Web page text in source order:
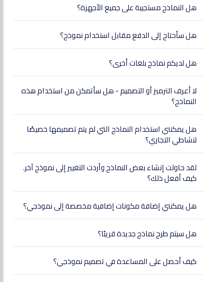
هل النماذج مستجيبة على جميع الأجهزة؟
هل سأحتاج إلى الدفع مقابل استخدام نموذج؟
هل لديكم نماذج بلغات أخرى؟
لا أعرف الترميز أو التصميم - هل سأتمكن من استخدام هذه
النماذج؟
هل يمكنني استخدام النماذج التي لم يتم تصميمها خصيصًا
لنشاطي التجاري؟
لقد حاولت إنشاء بعض النماذج وأردت التغيير إلى نموذج آخر.
كيف أفعل ذلك؟
هل يمكنني إضافة مكونات إضافية مخصصة إلى نموذجي؟
هل سيتم طرح نماذج جديدة قريبًا؟
كيف أحصل على المساعدة في تصميم نموذجي؟